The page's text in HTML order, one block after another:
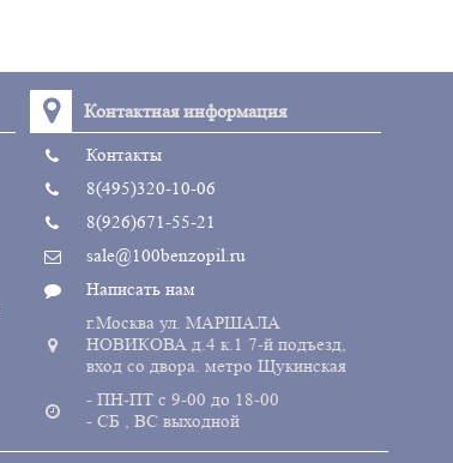
Контактная информация
Контакты
8(495)320-10-06
8(926)671-55-21
sale@100benzopil.ru
Написать нам
г.Москва ул. МАРШАЛА
НОВИКОВА д.4 к.1 7-й подъезд,
вход со двора. метро Щукинская
- ПН-ПТ с 9-00 до 18-00
- СБ , ВС выходной